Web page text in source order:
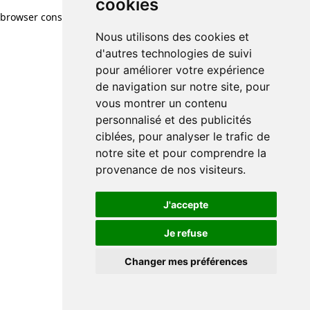
cookies
Nous utilisons des cookies et
d'autres technologies de suivi
pour améliorer votre expérience
de navigation sur notre site, pour
vous montrer un contenu
personnalisé et des publicités
ciblées, pour analyser le trafic de
notre site et pour comprendre la
provenance de nos visiteurs.
J'accepte
Je refuse
Changer mes préférences
cookies
Nous utilisons des cookies et
d'autres technologies de suivi
pour améliorer votre expérience
de navigation sur notre site, pour
vous montrer un contenu
personnalisé et des publicités
ciblées, pour analyser le trafic de
notre site et pour comprendre la
provenance de nos visiteurs.
J'accepte
Je refuse
Changer mes préférences
browser console for more information)